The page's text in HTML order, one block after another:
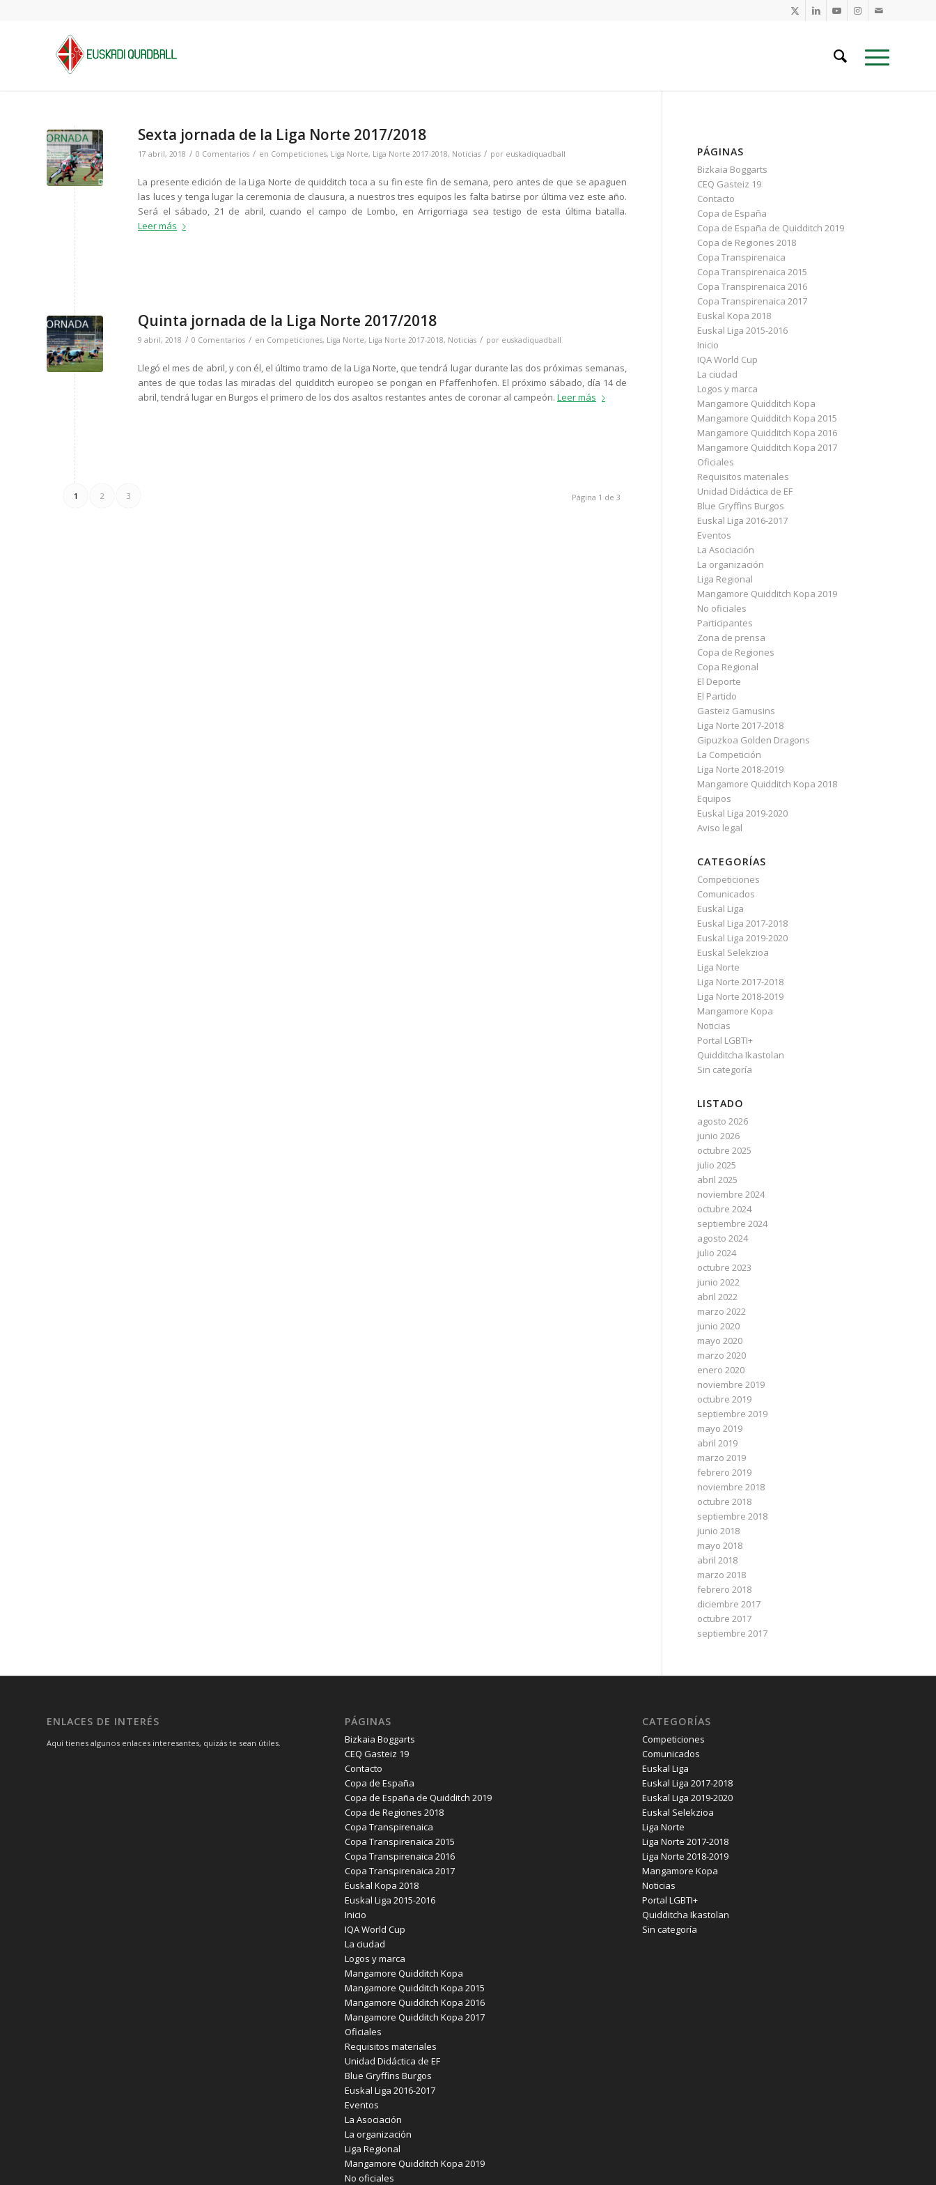
Sexta jornada de la Liga Norte 2017/2018
17 abril, 2018 / 0 Comentarios / en Competiciones, Liga Norte, Liga Norte 2017-2018, Noticias / por euskadiquadball
La presente edición de la Liga Norte de quidditch toca a su fin este fin de semana, pero antes de que se apaguen
las luces y tenga lugar la ceremonia de clausura, a nuestros tres equipos les falta batirse por última vez este año.
Será el sábado, 21 de abril, cuando el campo de Lombo, en Arrigorriaga sea testigo de esta última batalla.
Leer más
Quinta jornada de la Liga Norte 2017/2018
9 abril, 2018 / 0 Comentarios / en Competiciones, Liga Norte, Liga Norte 2017-2018, Noticias / por euskadiquadball
Llegó el mes de abril, y con él, el último tramo de la Liga Norte, que tendrá lugar durante las dos próximas semanas,
antes de que todas las miradas del quidditch europeo se pongan en Pfaffenhofen. El próximo sábado, día 14 de
abril, tendrá lugar en Burgos el primero de los dos asaltos restantes antes de coronar al campeón. Leer más
Página 1 de 3
1 2 3
PÁGINAS
Bizkaia Boggarts
CEQ Gasteiz 19
Contacto
Copa de España
Copa de España de Quidditch 2019
Copa de Regiones 2018
Copa Transpirenaica
Copa Transpirenaica 2015
Copa Transpirenaica 2016
Copa Transpirenaica 2017
Euskal Kopa 2018
Euskal Liga 2015-2016
Inicio
IQA World Cup
La ciudad
Logos y marca
Mangamore Quidditch Kopa
Mangamore Quidditch Kopa 2015
Mangamore Quidditch Kopa 2016
Mangamore Quidditch Kopa 2017
Oficiales
Requisitos materiales
Unidad Didáctica de EF
Blue Gryffins Burgos
Euskal Liga 2016-2017
Eventos
La Asociación
La organización
Liga Regional
Mangamore Quidditch Kopa 2019
No oficiales
Participantes
Zona de prensa
Copa de Regiones
Copa Regional
El Deporte
El Partido
Gasteiz Gamusins
Liga Norte 2017-2018
Gipuzkoa Golden Dragons
La Competición
Liga Norte 2018-2019
Mangamore Quidditch Kopa 2018
Equipos
Euskal Liga 2019-2020
Aviso legal
CATEGORÍAS
Competiciones
Comunicados
Euskal Liga
Euskal Liga 2017-2018
Euskal Liga 2019-2020
Euskal Selekzioa
Liga Norte
Liga Norte 2017-2018
Liga Norte 2018-2019
Mangamore Kopa
Noticias
Portal LGBTI+
Quidditcha Ikastolan
Sin categoría
LISTADO
agosto 2026
junio 2026
octubre 2025
julio 2025
abril 2025
noviembre 2024
octubre 2024
septiembre 2024
agosto 2024
julio 2024
octubre 2023
junio 2022
abril 2022
marzo 2022
junio 2020
mayo 2020
marzo 2020
enero 2020
noviembre 2019
octubre 2019
septiembre 2019
mayo 2019
abril 2019
marzo 2019
febrero 2019
noviembre 2018
octubre 2018
septiembre 2018
junio 2018
mayo 2018
abril 2018
marzo 2018
febrero 2018
diciembre 2017
octubre 2017
septiembre 2017
ENLACES DE INTERÉS
Aquí tienes algunos enlaces interesantes, quizás te sean útiles.
PÁGINAS
Bizkaia Boggarts
CEQ Gasteiz 19
Contacto
Copa de España
Copa de España de Quidditch 2019
Copa de Regiones 2018
Copa Transpirenaica
Copa Transpirenaica 2015
Copa Transpirenaica 2016
Copa Transpirenaica 2017
Euskal Kopa 2018
Euskal Liga 2015-2016
Inicio
IQA World Cup
La ciudad
Logos y marca
Mangamore Quidditch Kopa
Mangamore Quidditch Kopa 2015
Mangamore Quidditch Kopa 2016
Mangamore Quidditch Kopa 2017
Oficiales
Requisitos materiales
Unidad Didáctica de EF
Blue Gryffins Burgos
Euskal Liga 2016-2017
Eventos
La Asociación
La organización
Liga Regional
Mangamore Quidditch Kopa 2019
No oficiales
CATEGORÍAS
Competiciones
Comunicados
Euskal Liga
Euskal Liga 2017-2018
Euskal Liga 2019-2020
Euskal Selekzioa
Liga Norte
Liga Norte 2017-2018
Liga Norte 2018-2019
Mangamore Kopa
Noticias
Portal LGBTI+
Quidditcha Ikastolan
Sin categoría